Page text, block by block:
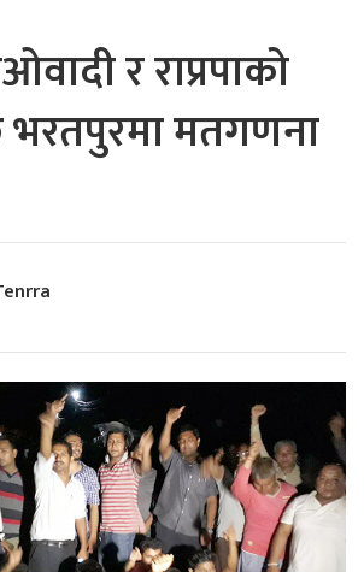
र राप्रपाको
भरतपुरमा मतगणना